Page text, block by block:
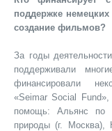
поддержке
создание фильмов?
За годы
поддерживали
финансировали
«Seimar Social
помощь: Альянс по
природы (г. Москва),